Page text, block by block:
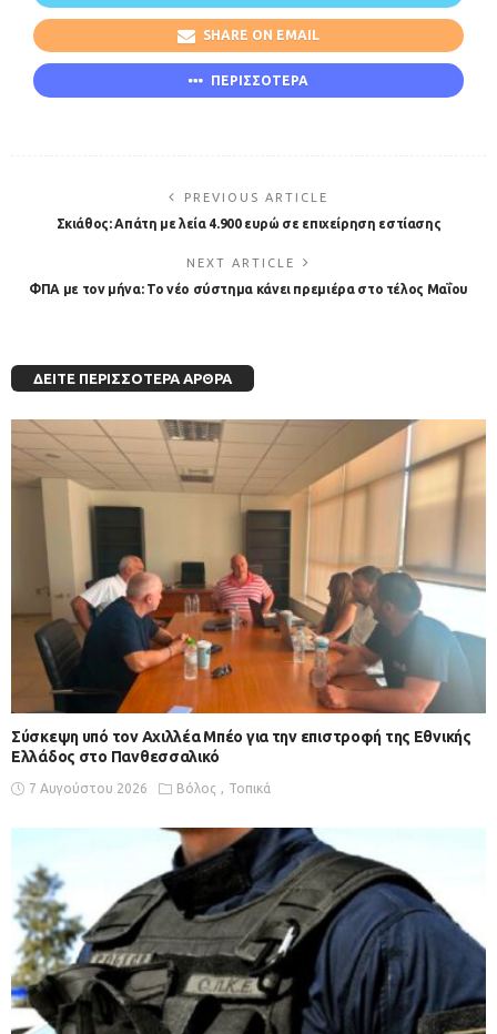
SHARE ON EMAIL
ΠΕΡΙΣΣΟΤΕΡΑ
PREVIOUS ARTICLE
Σκιάθος: Απάτη με λεία 4.900 ευρώ σε επιχείρηση εστίασης
NEXT ARTICLE
ΦΠΑ με τον μήνα: Το νέο σύστημα κάνει πρεμιέρα στο τέλος Μαΐου
ΔΕΊΤΕ ΠΕΡΙΣΣΌΤΕΡΑ ΆΡΘΡΑ
Σύσκεψη υπό τον Αχιλλέα Μπέο για την επιστροφή της Εθνικής
Ελλάδος στο Πανθεσσαλικό
7 Αυγούστου 2026 Βόλος Τοπικά